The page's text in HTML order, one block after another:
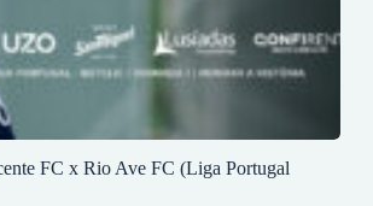
FC x Rio Ave FC (Liga Portugal